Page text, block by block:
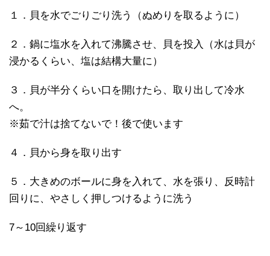
１．貝を水でごりごり洗う（ぬめりを取るように）
２．鍋に塩水を入れて沸騰させ、貝を投入（水は貝が
浸かるくらい、塩は結構大量に）
３．貝が半分くらい口を開けたら、取り出して冷水
へ。
※茹で汁は捨てないで！後で使います
４．貝から身を取り出す
５．大きめのボールに身を入れて、水を張り、反時計
回りに、やさしく押しつけるように洗う
7～10回繰り返す